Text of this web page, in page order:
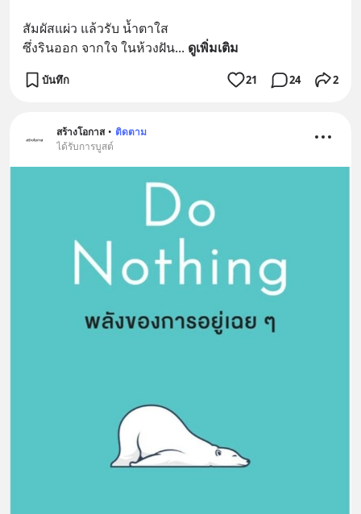
สัมผัสแผ่ว แล้วรับ น้ำตาใส
ซึ่งรินออก จากใจ ในห้วงฝัน... ดูเพิ่มเติม
บันทึก 21 24 2
สร้างโอกาส • ติดตาม
ได้รับการบูสต์